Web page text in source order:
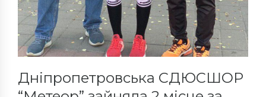
Дніпропетровська СДЮСШОР